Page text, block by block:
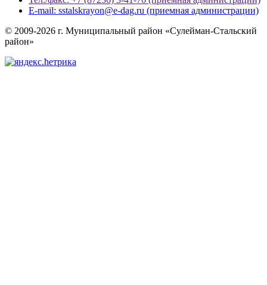
E-mail: sstalskrayon@e-dag.ru (приемная администрации)
© 2009-2026 г. Муниципальный район «Сулейман-Стальский
район»